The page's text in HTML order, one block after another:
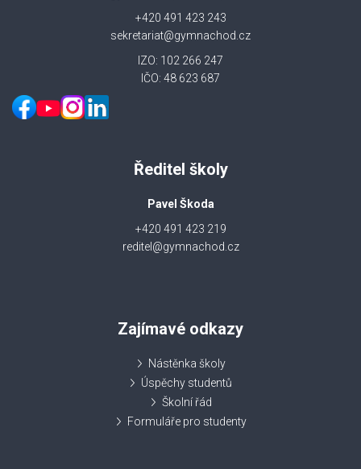
+420 491 423 243
sekretariat@gymnachod.cz
IZO: 102 266 247
IČO: 48 623 687
Ředitel školy
Pavel Škoda
+420 491 423 219
reditel@gymnachod.cz
Zajímavé odkazy
Nástěnka školy
Úspěchy studentů
Školní řád
Formuláře pro studenty